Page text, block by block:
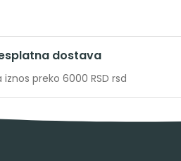
dostava
iznos preko 6000 RSD rsd